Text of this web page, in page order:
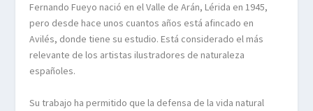
Fernando Fueyo nació en el Valle de Arán, Lérida en 1945,
pero desde hace unos cuantos años está afincado en
Avilés, donde tiene su estudio. Está considerado el más
relevante de los artistas ilustradores de naturaleza
españoles.
Su trabajo ha permitido que la defensa de la vida natural